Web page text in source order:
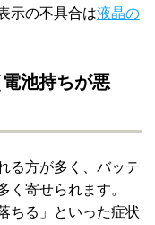
示の不具合は液晶の
池持ちが悪
る方が多く、バッテ
く寄せられます。
ちる」といった症状